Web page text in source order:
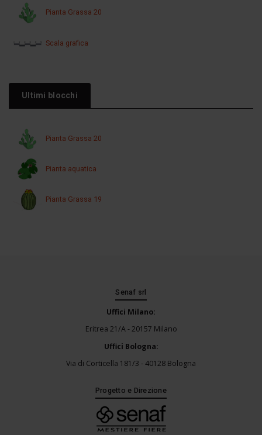
Pianta Grassa 20
Scala grafica
Ultimi blocchi
Pianta Grassa 20
Pianta aquatica
Pianta Grassa 19
Senaf srl
Uffici Milano:
Eritrea 21/A - 20157 Milano
Uffici Bologna:
Via di Corticella 181/3 - 40128 Bologna
Progetto e Direzione